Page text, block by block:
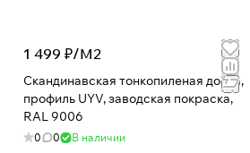
1 499 ₽/М2
Скандинавская тонкопиленая доска,
профиль UYV, заводская покраска,
RAL 9006
0 0 В наличии